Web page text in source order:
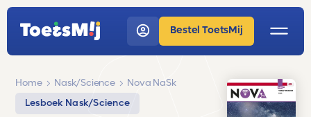
Bestel ToetsMij
Home Nask/Science
Nova NaSk
Lesboek Nask/Science